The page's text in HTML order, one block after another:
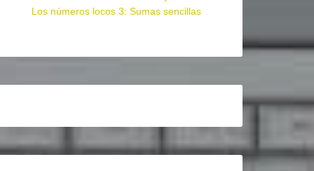
Los números locos 3: Sumas sencillas